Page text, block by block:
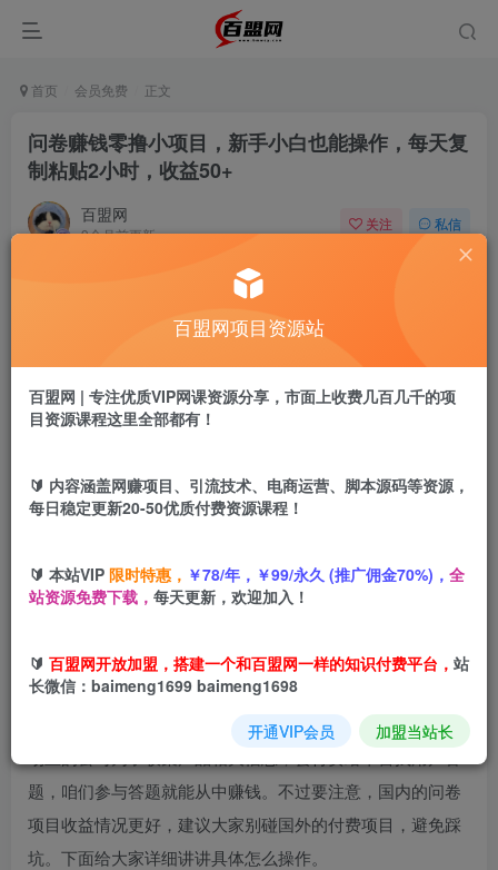
首页 会员免费 正文
问卷赚钱零撸小项目，新手小白也能操作，每天复
制粘贴2小时，收益50+
百盟网
9个月前更新
关注 私信
盟币9.9
立即购买
时，收益50+
调查问卷项目，操作特别简单，只要参与就能拿到收益。市
题，咱们参与答题就能从中赚钱。不过要注意，国内的问卷
项目收益情况更好，建议大家别碰国外的付费项目，避免踩
坑。下面给大家详细讲讲具体怎么操作。
百盟网项目资源站
百盟网 | 专注优质VIP网课资源分享，市面上收费几百几千的项
目资源课程这里全部都有！
🔰 内容涵盖网赚项目、引流技术、电商运营、脚本源码等资源，
每日稳定更新20-50优质付费资源课程！
🔰 本站VIP 限时特惠， ￥78/年，￥99/永久 (推广佣金70%)， 全
站资源免费下载， 每天更新，欢迎加入！
🔰 百盟网开放加盟，搭建一个和百盟网一样的知识付费平台， 站
长微信：baimeng1699 baimeng1698
开通VIP会员 加盟当站长